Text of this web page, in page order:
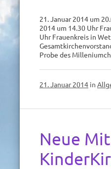
21. Januar 2014 um
2014 um 14.30 Uhr
Uhr Frauenkreis in
Probe des
21. Januar 2014 in
Neue